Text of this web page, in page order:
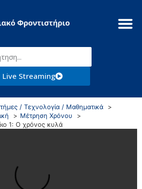
Live Streaming
/ Τεχνολογία / Μαθηματικά
Μέτρηση Χρόνου
1: Ο χρόνος κυλά